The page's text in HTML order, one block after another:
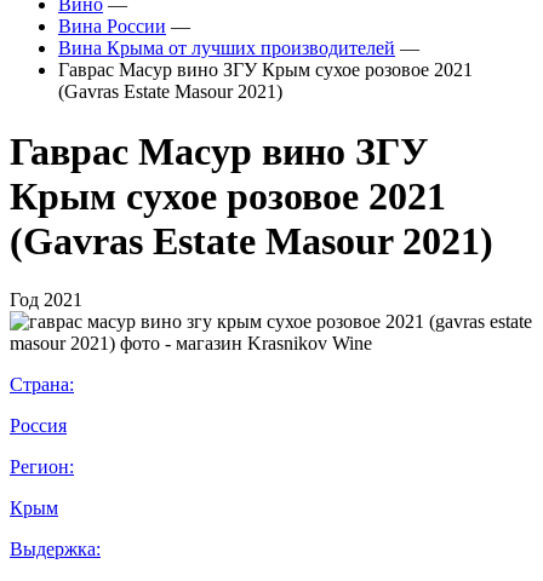
Вино —
Вина России —
Вина Крыма от лучших производителей —
Гаврас Масур вино ЗГУ Крым сухое розовое 2021
(Gavras Estate Masour 2021)
Гаврас Масур вино ЗГУ
Крым сухое розовое 2021
(Gavras Estate Masour 2021)
Год 2021
Страна:
Россия
Регион:
Крым
Выдержка: